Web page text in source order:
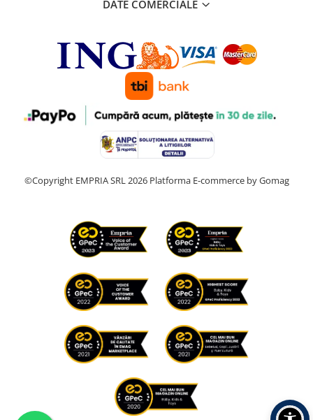
DATE COMERCIALE
©Copyright EMPRIA SRL 2026 Platforma E-commerce by Gomag